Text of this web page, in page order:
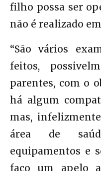
filho possa ser
não é realizado
“São vários
feitos,
parentes, com o
há algum
mas,
área de
equipamentos e
faço um apelo